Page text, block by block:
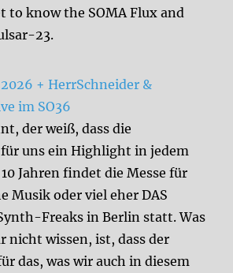
to know the SOMA Flux and
23.
+ HerrSchneider &
im SO36
der weiß, dass die
uns ein Highlight in jedem
Jahren findet die Messe für
Musik oder viel eher DAS
Freaks in Berlin statt. Was
nicht wissen, ist, dass der
das, was wir auch in diesem